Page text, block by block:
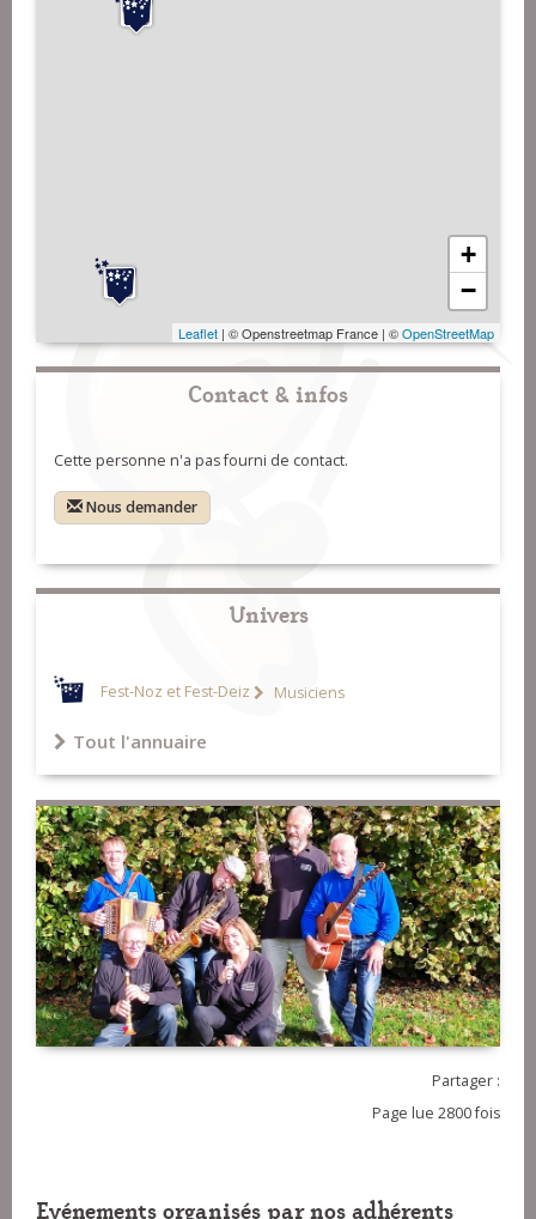
+
−
Leaflet | © Openstreetmap France | ©OpenStreetMap
Contact & infos
Cette personne n'a pas fourni de contact.
Nous demander
Univers
Fest-Noz et Fest-Deiz Musiciens
Tout l'annuaire
Partager :
Page lue 2800 fois
Evénements organisés par nos adhérents